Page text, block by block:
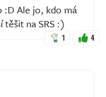
Ale jo, kdo má
na SRS :)
1 4